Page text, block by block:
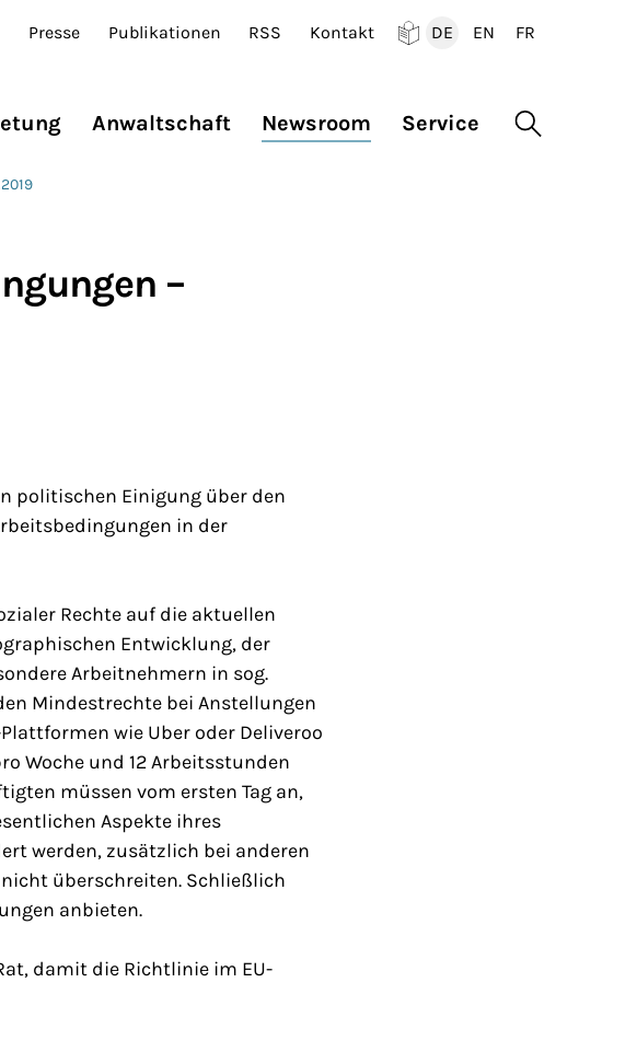
Presse Publikationen RSS Kontakt
DE
EN
FR
Anwaltschaft Newsroom Service Suche
–
politischen Einigung über den
in der
Rechte auf die aktuellen
Entwicklung, der
Arbeitnehmern in sog.
Mindestrechte bei Anstellungen
wie Uber oder Deliveroo
Woche und 12 Arbeitsstunden
müssen vom ersten Tag an,
Aspekte ihres
werden, zusätzlich bei anderen
überschreiten. Schließlich
anbieten.
damit die Richtlinie im EU-